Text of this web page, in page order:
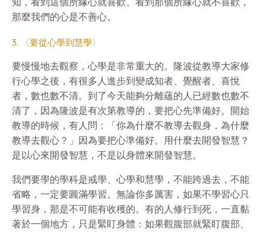
知，看到這個所緣心就喜歡、看到那個所緣心就不喜歡，
那麼我們的心是不善心。
3. 〈要從心學到慧學〉
要慢慢地去觀察，心學是非常重大的。隆波從教導大家修
行心學之後，有很多人進步到變成知者、覺醒者、喜悅
者，數也數不清。到了今天能夠分離蘊的人已經數也數不
清了，因為隆波是有次第教導的，要把心先準備好。開始
教導的時候，有人問：「你為什麼不教導去觀身，為什麼
教導去觀心？」因為要把心準備好。用什麼去開發智慧？
是以心來開發智慧，不是以身體來開發智慧。
我們要學的學科是戒學、心學和慧學，不能跨過去，不能
省略，一定要圓滿學習。無論你多厲害，如果不學習心只
學習身，那是不可能有收穫的。有的人修行到死，一直黏
著於一個地方，只是緊盯身體：如果觀腹部就緊盯腹部、